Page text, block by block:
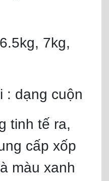
7kg,
: dạng cuộn
tinh tế ra,
cấp xốp
màu xanh